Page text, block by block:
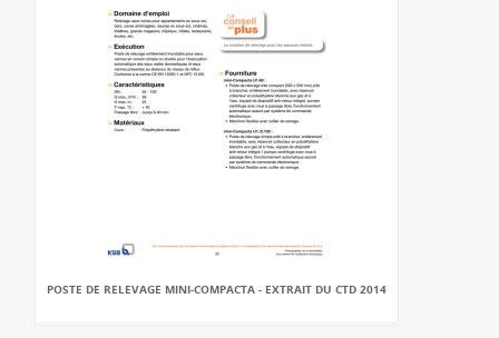
POSTE DE RELEVAGE MINI-COMPACTA - EXTRAIT DU CTD 2014